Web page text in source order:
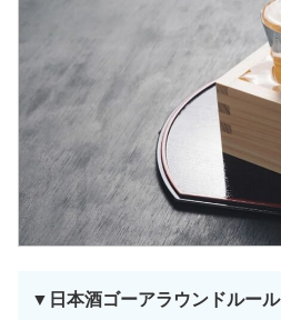
▼日本酒ゴーアラウンドルール